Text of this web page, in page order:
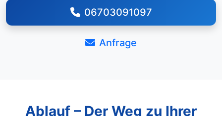
06703091097
Anfrage
Ablauf – Der Weg zu Ihrer